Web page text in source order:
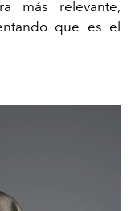
más relevante,
que es el